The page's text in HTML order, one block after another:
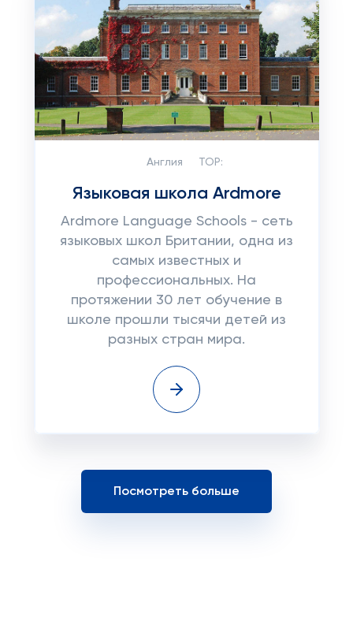
Англия TOP:
Языковая школа Ardmore
Ardmore Language Schools - сеть
языковых школ Британии, одна из
самых известных и
профессиональных. На
протяжении 30 лет обучение в
школе прошли тысячи детей из
разных стран мира.
Посмотреть больше